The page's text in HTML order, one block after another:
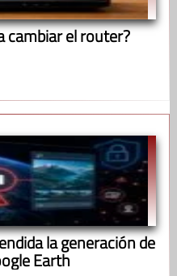
cambiar el router?
la generación de
Earth